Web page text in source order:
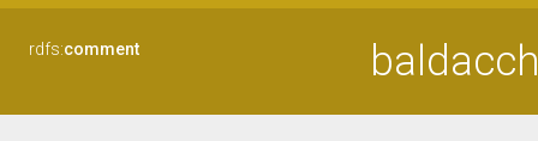
rdfs:comment